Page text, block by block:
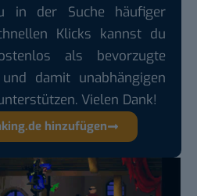
in der Suche häufiger
Klicks kannst du
als bevorzugte
damit unabhängigen
Vielen Dank!
hinzufügen